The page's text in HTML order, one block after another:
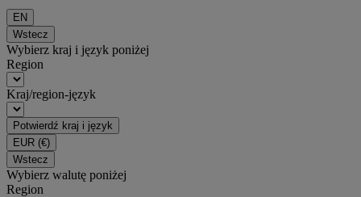
EN
Wstecz
Wybierz kraj i język poniżej
Region
Kraj/region-język
Potwierdź kraj i język
EUR (€)
Wstecz
Wybierz walutę poniżej
Region